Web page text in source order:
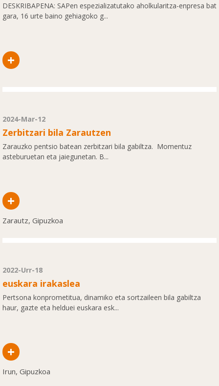
DESKRIBAPENA: SAPen espezializatutako aholkularitza-enpresa bat
gara, 16 urte baino gehiagoko g...
+
2024-Mar-12
Zerbitzari bila Zarautzen
Zarauzko pentsio batean zerbitzari bila gabiltza. Momentuz
asteburuetan eta jaiegunetan. B...
+
Zarautz, Gipuzkoa
2022-Urr-18
euskara irakaslea
Pertsona konprometitua, dinamiko eta sortzaileen bila gabiltza
haur, gazte eta helduei euskara esk...
+
Irun, Gipuzkoa